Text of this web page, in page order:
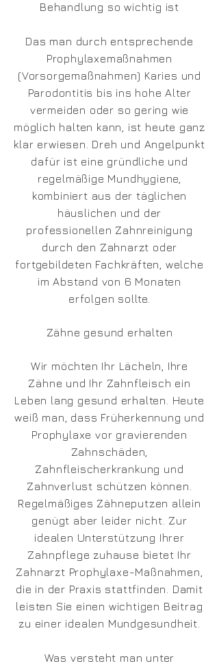
Behandlung so wichtig ist
Das man durch entsprechende
Prophylaxemaßnahmen
(Vorsorgemaßnahmen) Karies und
Parodontitis bis ins hohe Alter
vermeiden oder so gering wie
möglich halten kann, ist heute ganz
klar erwiesen. Dreh und Angelpunkt
dafür ist eine gründliche und
regelmäßige Mundhygiene,
kombiniert aus der täglichen
häuslichen und der
professionellen Zahnreinigung
durch den Zahnarzt oder
fortgebildeten Fachkräften, welche
im Abstand von 6 Monaten
erfolgen sollte.
Zähne gesund erhalten
Wir möchten Ihr Lächeln, Ihre
Zähne und Ihr Zahnfleisch ein
Leben lang gesund erhalten. Heute
weiß man, dass Früherkennung und
Prophylaxe vor gravierenden
Zahnschäden,
Zahnfleischerkrankung und
Zahnverlust schützen können.
Regelmäßiges Zähneputzen allein
genügt aber leider nicht. Zur
idealen Unterstützung Ihrer
Zahnpflege zuhause bietet Ihr
Zahnarzt Prophylaxe-Maßnahmen,
die in der Praxis stattfinden. Damit
leisten Sie einen wichtigen Beitrag
zu einer idealen Mundgesundheit.
Was versteht man unter